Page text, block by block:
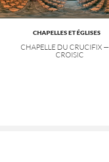
CHAPELLES ET ÉGLISES
CHAPELLE DU CRUCIFIX
CROISIC